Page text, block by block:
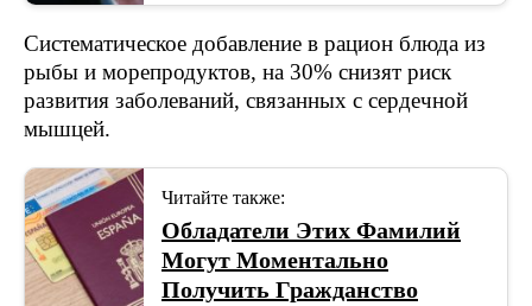
Систематическое добавление в рацион блюда из
рыбы и морепродуктов, на 30% снизят риск
развития заболеваний, связанных с сердечной
мышцей.
Читайте также:
Обладатели Этих Фамилий
Могут Моментально
Получить Гражданство